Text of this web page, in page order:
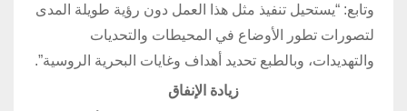
وتابع: “يستحيل تنفيذ مثل هذا العمل دون رؤية طويلة المدى
لتصورات تطور الأوضاع في المحيطات والتحديات
والتهديدات، وبالطبع تحديد أهداف وغايات البحرية الروسية”.
زيادة الإنفاق